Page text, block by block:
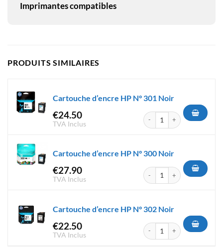
Imprimantes compatibles
PRODUITS SIMILAIRES
Cartouche d’encre HP N° 301 Noir
€24.50
TVA Inclus
quantité de Cartouche
Cartouche d’encre HP N° 300 Noir
€27.90
TVA Inclus
quantité de Cartouche
Cartouche d’encre HP N° 302 Noir
€22.50
TVA Inclus
quantité de Cartouche